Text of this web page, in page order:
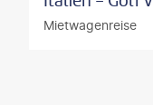
Mietwagenreise